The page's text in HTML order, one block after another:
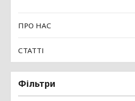
ПРО НАС
СТАТТІ
Фільтри